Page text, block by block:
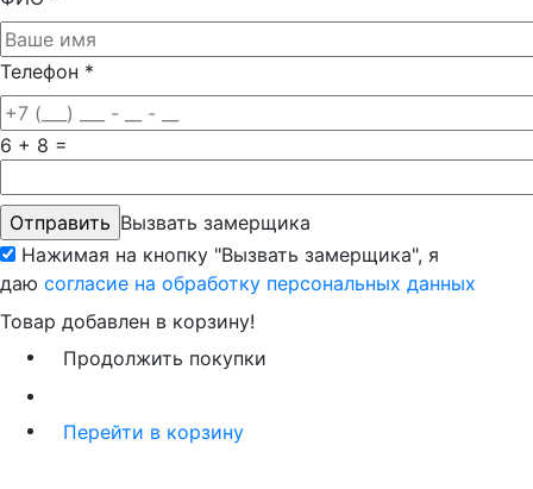
Телефон *
6 + 8 =
Вызвать замерщика
Нажимая на кнопку "Вызвать замерщика", я
даю согласие на обработку персональных данных
Товар добавлен в корзину!
Продолжить покупки
Перейти в корзину